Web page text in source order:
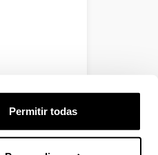
Permitir todas